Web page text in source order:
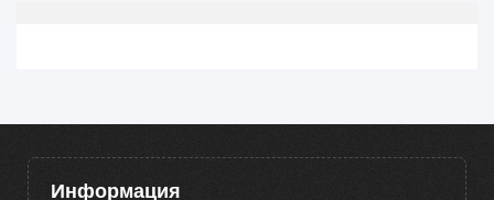
Информация